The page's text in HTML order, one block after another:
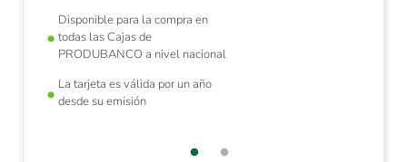
Disponible para la compra en
todas las Cajas de
PRODUBANCO a nivel nacional
La tarjeta es válida por un año
desde su emisión